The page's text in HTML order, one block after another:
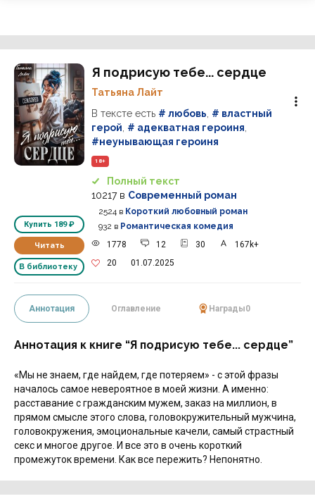
Купить 189 ₽
Читать
В библиотеку
Я подрисую тебе... сердце
Татьяна Лайт
В тексте есть # любовь # властный
герой # адекватная героиня
#неунывающая героиня
18+
Полный текст
10217 в Современный роман
2524 в Короткий любовный роман
932 в Романтическая комедия
1778
12 30
167k+
20
01.07.2025
Аннотация Оглавление Награды0
Аннотация к книге “Я подрисую тебе... сердце”
«Мы не знаем, где найдем, где потеряем» - с этой фразы
началось самое невероятное в моей жизни. А именно:
расставание с гражданским мужем, заказ на миллион, в
прямом смысле этого слова, головокружительный мужчина,
головокружения, эмоциональные качели, самый страстный
секс и многое другое. И все это в очень короткий
промежуток времени. Как все пережить? Непонятно.